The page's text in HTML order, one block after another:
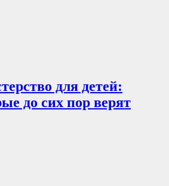
для детей:
до сих пор верят